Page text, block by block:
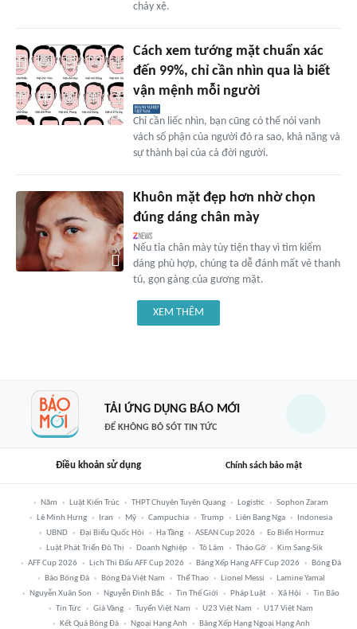
chảy xệ.
Cách xem tướng mặt chuẩn xác
đến 99%, chỉ cần nhìn qua là biết
vận mệnh mỗi người
Chỉ cần liếc nhìn, bạn cũng có thể nói vanh
vách số phận của người đó ra sao, khả năng và
sự thành bại của cả đời người.
Khuôn mặt đẹp hơn nhờ chọn
đúng dáng chân mày
Nếu tỉa chân mày tùy tiện thay vì tìm kiếm
dáng phù hợp, chúng ta dễ đánh mất vẻ thanh
tú, gọn gàng của gương mặt.
XEM THÊM
TẢI ỨNG DỤNG BÁO MỚI
ĐỂ KHÔNG BỎ SÓT TIN TỨC
Điều khoản sử dụng Chính sách bảo mật
Năm Luật Kiến Trúc THPT Chuyên Tuyên Quang Logistic
Sophon Zaram
Lê Minh Hưng
Iran Mỹ Campuchia Trump Liên Bang Nga
Indonesia
UBND
Đại Biểu Quốc Hội Hạ Tầng ASEAN Cup 2026
Eo Biển Hormuz
Luật Phát Triển Đô Thị
Doanh Nghiệp Tô Lâm Tháo Gỡ
Kim Sang-Sik
AFF Cup 2026
Lịch Thi Đấu AFF Cup 2026 Bảng Xếp Hạng AFF Cup 2026
Bóng Đá
Báo Bóng Đá
Bóng Đá Việt Nam Thể Thao Lionel Messi
Lamine Yamal
Nguyễn Xuân Son
Nguyễn Đình Bắc Tin Thế Giới Pháp Luật Xã Hội
Tin Bão
Tin Tức
Giá Vàng Tuyển Việt Nam U23 Việt Nam
U17 Việt Nam
Kết Quả Bóng Đá
Ngoại Hạng Anh Bảng Xếp Hạng Ngoại Hạng Anh